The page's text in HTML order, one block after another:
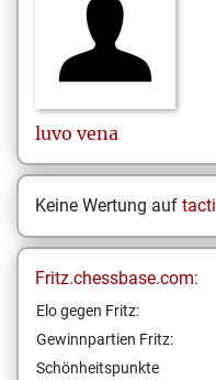
luvo vena
Keine Wertung auf
Fritz.chessbase.com:
Elo gegen Fritz:
Gewinnpartien Fritz:
Schönheitspunkte